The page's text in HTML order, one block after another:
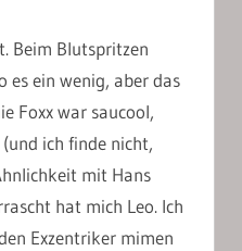
Beim Blutspritzen
ein wenig, aber das
Foxx war saucool,
ich finde nicht,
mit Hans
hat mich Leo. Ich
Exzentriker mimen